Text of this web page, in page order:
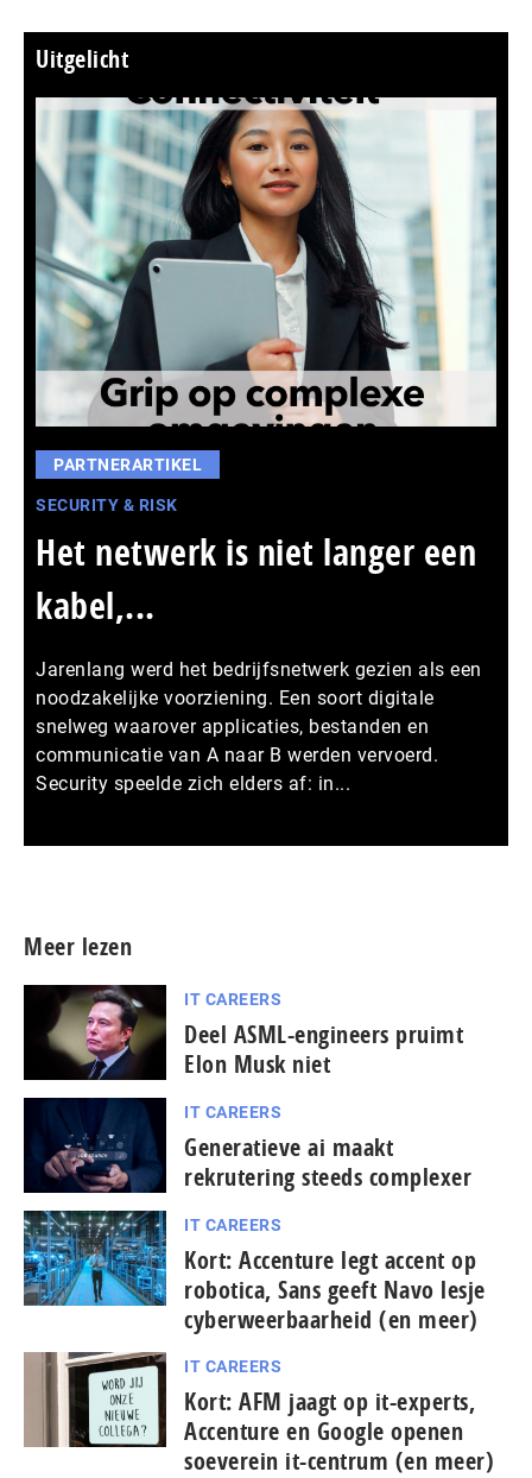
Uitgelicht
PARTNERARTIKEL
SECURITY & RISK
Het netwerk is niet langer een
kabel,...
Jarenlang werd het bedrijfsnetwerk gezien als een
noodzakelijke voorziening. Een soort digitale
snelweg waarover applicaties, bestanden en
communicatie van A naar B werden vervoerd.
Security speelde zich elders af: in...
Meer lezen
IT CAREERS
Deel ASML-engineers pruimt
Elon Musk niet
IT CAREERS
Generatieve ai maakt
rekrutering steeds complexer
IT CAREERS
Kort: Accenture legt accent op
robotica, Sans geeft Navo lesje
cy­ber­weerbaarheid (en meer)
IT CAREERS
Kort: AFM jaagt op it-experts,
Accenture en Google openen
soeverein it-centrum (en meer)